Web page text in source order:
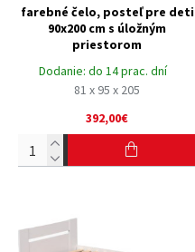
Dodanie: do 14 prac. dní
81 x 95 x 205
farebné čelo, posteľ pre deti
90x200 cm s úložným
priestorom
392,00€